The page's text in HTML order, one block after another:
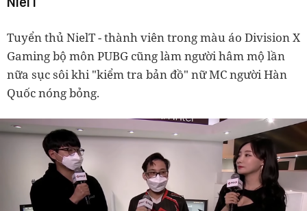
Tuyển thủ NielT - thành viên trong màu áo Division X
Gaming bộ môn PUBG cũng làm người hâm mộ lần
nữa sục sôi khi "kiểm tra bản đồ" nữ MC người Hàn
Quốc nóng bỏng.